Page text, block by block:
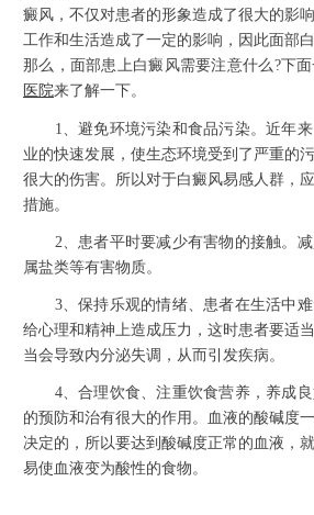
癜风，不仅对患者的形象造成了很大的影
工作和生活造成了一定的影响，因此面部
那么，面部患上白癜风需要注意什么?下
医院来了解一下。
1、避免环境污染和食品污染。近年来
业的快速发展，使生态环境受到了严重的
很大的伤害。所以对于白癜风易感人群，
措施。
2、患者平时要减少有害物的接触。减
属盐类等有害物质。
3、保持乐观的情绪、患者在生活中难
给心理和精神上造成压力，这时患者要适
当会导致内分泌失调，从而引发疾病。
4、合理饮食、注重饮食营养，养成良
的预防和治有很大的作用。血液的酸碱度
决定的，所以要达到酸碱度正常的血液，
易使血液变为酸性的食物。